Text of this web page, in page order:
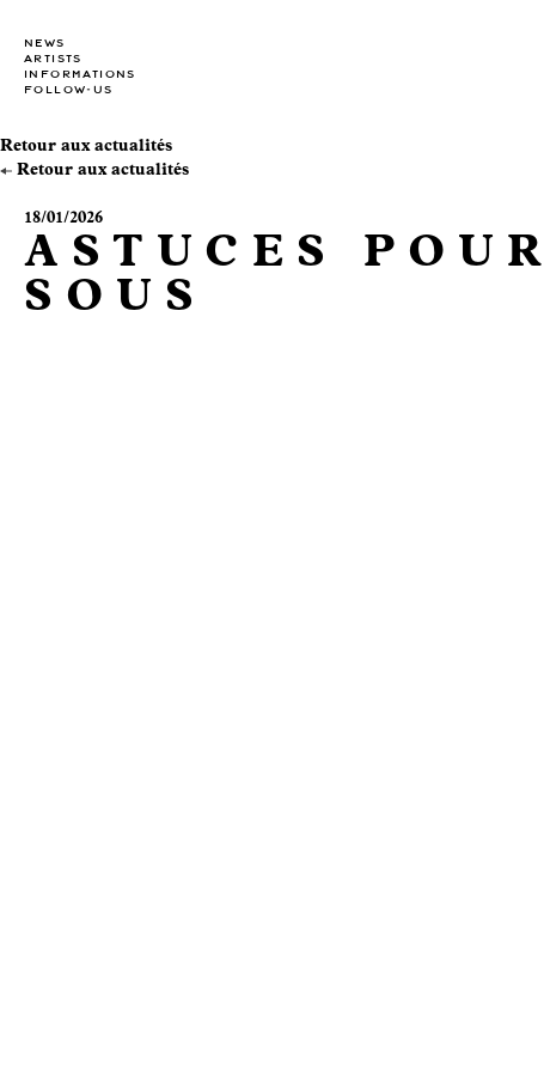
NEWS
ARTISTS
INFORMATIONS
FOLLOW-US
Retour aux actualités
Retour aux actualités
18/01/2026
ASTUCES
SOUS